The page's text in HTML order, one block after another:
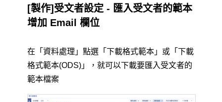
[製作]受文者設定 - 匯入受文者的範本
增加 Email 欄位
在「資料處理」點選「下載格式範本」或「下載
格式範本(ODS)」，就可以下載要匯入受文者的
範本檔案